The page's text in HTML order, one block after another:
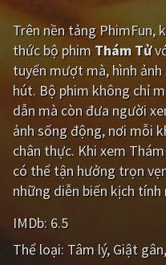
CẬP NHẬT
PHIM MỚI
PHIM BỘ
PHIM LẺ
PHIM CHIẾU RẠP
TUYỂN TẬP PHIM
BLOG
Trên nền tảng PhimFun,
thức bộ phim Thám Tử
tuyến mượt mà, hình
hút. Bộ phim không chỉ
dẫn mà còn đưa người
ảnh sống động, nơi mỗi
chân thực. Khi xem
có thể tận hưởng trọn
những diễn biến kịch
IMDb: 6.5
Thể loại: Tâm lý Giật gân